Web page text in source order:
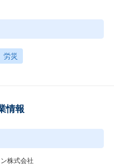
労災
情報
株式会社